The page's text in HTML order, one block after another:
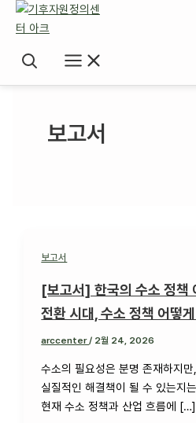
콘텐츠로
건너뛰기
보고서
보고서
[보고서] 한국의 수소 정책
전환 시대, 수소 정책 어떻
arccenter/ 2월 24, 2026
수소의 필요성은 분명 존재하지
실질적인 해결책이 될 수 있는지
현재 수소 정책과 산업 흐름에 […]